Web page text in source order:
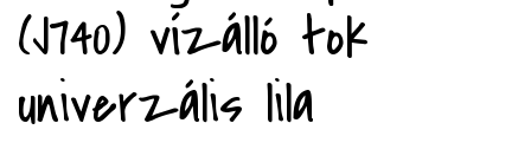
(J740) vízálló tok
univerzális lila